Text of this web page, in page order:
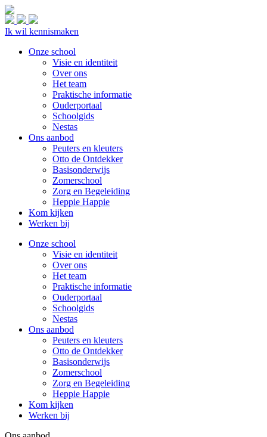
Ik wil kennismaken
Onze school
Visie en identiteit
Over ons
Het team
Praktische informatie
Ouderportaal
Schoolgids
Nestas
Ons aanbod
Peuters en kleuters
Otto de Ontdekker
Basisonderwijs
Zomerschool
Zorg en Begeleiding
Heppie Happie
Kom kijken
Werken bij
Onze school
Visie en identiteit
Over ons
Het team
Praktische informatie
Ouderportaal
Schoolgids
Nestas
Ons aanbod
Peuters en kleuters
Otto de Ontdekker
Basisonderwijs
Zomerschool
Zorg en Begeleiding
Heppie Happie
Kom kijken
Werken bij